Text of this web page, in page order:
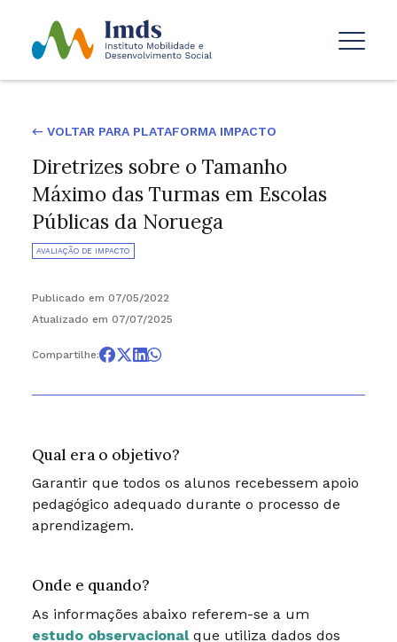
← VOLTAR PARA PLATAFORMA IMPACTO
Diretrizes sobre o Tamanho
Máximo das Turmas em Escolas
Públicas da Noruega
AVALIAÇÃO DE IMPACTO
Publicado em 07/05/2022
Atualizado em 07/07/2025
Compartilhe:
Qual era o objetivo?
Garantir que todos os alunos recebessem apoio
pedagógico adequado durante o processo de
aprendizagem.
Onde e quando?
As informações abaixo referem-se a um
estudo observacionalque utiliza dados dos